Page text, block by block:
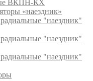
ВКПН-КХ
«наездник»
"наездник"
"наездник"
"наездник"